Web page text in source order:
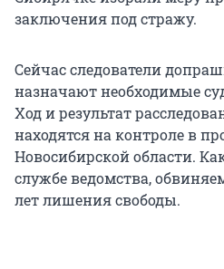
заключения под стражу.
Сейчас следователи
назначают необходимые
Ход и результат
находятся на контроле в
Новосибирской области.
службе ведомства,
лет лишения свободы.